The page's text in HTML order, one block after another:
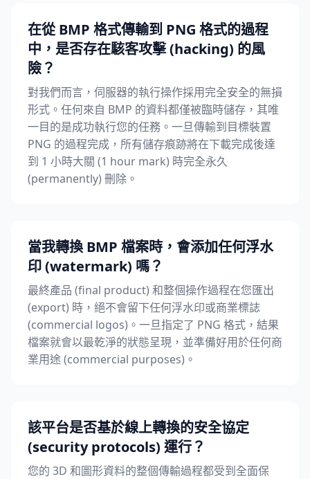
在從 BMP 格式傳輸到 PNG 格式的過程
中，是否存在駭客攻擊 (hacking) 的風
險？
對我們而言，伺服器的執行操作採用完全安全的無損
形式。任何來自 BMP 的資料都僅被臨時儲存，其唯
一目的是成功執行您的任務。一旦傳輸到目標裝置
PNG 的過程完成，所有儲存痕跡將在下載完成後達
到 1 小時大關 (1 hour mark) 時完全永久
(permanently) 刪除。
當我轉換 BMP 檔案時，會添加任何浮水
印 (watermark) 嗎？
最終產品 (final product) 和整個操作過程在您匯出
(export) 時，絕不會留下任何浮水印或商業標誌
(commercial logos)。一旦指定了 PNG 格式，結果
檔案就會以最乾淨的狀態呈現，並準備好用於任何商
業用途 (commercial purposes)。
該平台是否基於線上轉換的安全協定
(security protocols) 運行？
您的 3D 和圖形資料的整個傳輸過程都受到全面保